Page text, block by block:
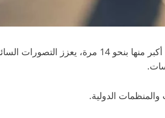
في حين أن القارة في الواقع أكبر منها بنحو 14 مرة،
الدولية.